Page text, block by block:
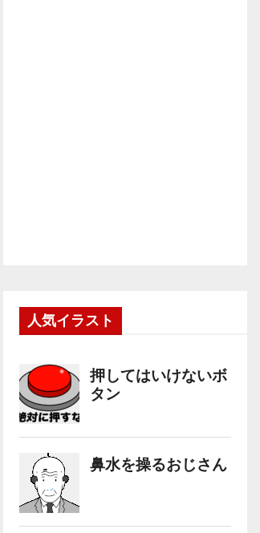
人気イラスト